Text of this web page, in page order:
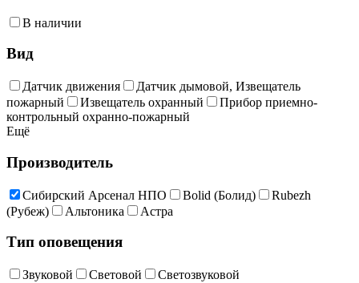
В наличии
Вид
Датчик движения
Датчик дымовой, Извещатель
пожарный
Извещатель охранный
Прибор приемно-
контрольный охранно-пожарный
Ещё
Производитель
Сибирский Арсенал НПО Bolid (Болид)
Rubezh
(Рубеж)
Альтоника Астра
Тип оповещения
Звуковой Световой Светозвуковой